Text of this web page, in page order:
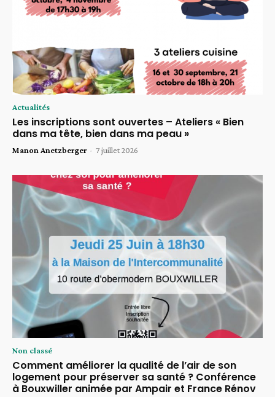
Actualités
Les inscriptions sont ouvertes – Ateliers « Bien
dans ma tête, bien dans ma peau »
Manon Anetzberger - 7 juillet 2026
Non classé
Comment améliorer la qualité de l’air de son
logement pour préserver sa santé ? Conférence
à Bouxwiller animée par Ampair et France Rénov